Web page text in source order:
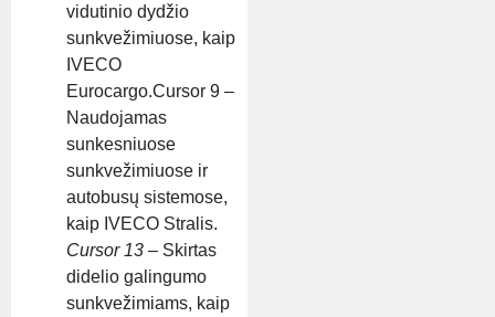
vidutinio dydžio
sunkvežimiuose, kaip
IVECO
Eurocargo.Cursor 9 –
Naudojamas
sunkesniuose
sunkvežimiuose ir
autobusų sistemose,
kaip IVECO Stralis.
Cursor 13 – Skirtas
didelio galingumo
sunkvežimiams, kaip